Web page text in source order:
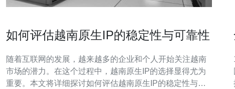
如何评估越南原生IP的稳定性与可靠性
随着互联网的发展，越来越多的企业和个人开始关注越南
市场的潜力。在这个过程中，越南原生IP的选择显得尤为
重要。本文将详细探讨如何评估越南原生IP的稳定性与可